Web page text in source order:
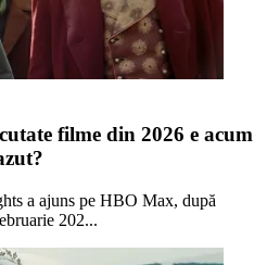
filme din 2026 e acum
a ajuns pe HBO Max, după
202...